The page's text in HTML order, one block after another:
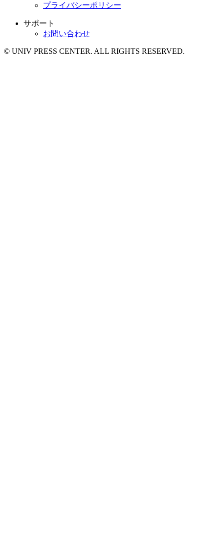
プライバシーポリシー
サポート
お問い合わせ
© UNIV PRESS CENTER. ALL RIGHTS RESERVED.